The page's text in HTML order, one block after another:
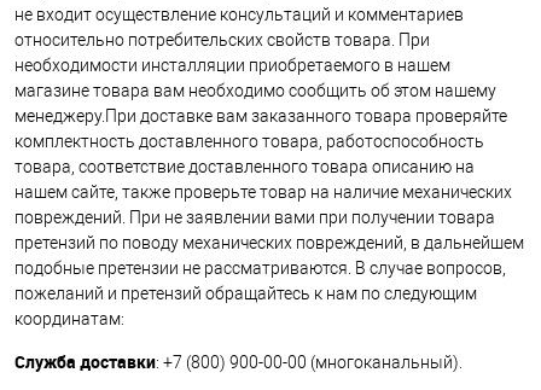
не входит осуществление консультаций и комментариев
относительно потребительских свойств товара. При
необходимости инсталляции приобретаемого в нашем
магазине товара вам необходимо сообщить об этом нашему
менеджеру.При доставке вам заказанного товара проверяйте
комплектность доставленного товара, работоспособность
товара, соответствие доставленного товара описанию на
нашем сайте, также проверьте товар на наличие механических
повреждений. При не заявлении вами при получении товара
претензий по поводу механических повреждений, в дальнейшем
подобные претензии не рассматриваются. В случае вопросов,
пожеланий и претензий обращайтесь к нам по следующим
координатам:
Служба доставки: +7 (800) 900-00-00 (многоканальный).